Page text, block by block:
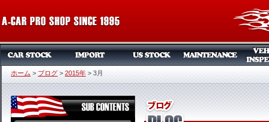
ホーム > ブログ > 2015年 > 3月